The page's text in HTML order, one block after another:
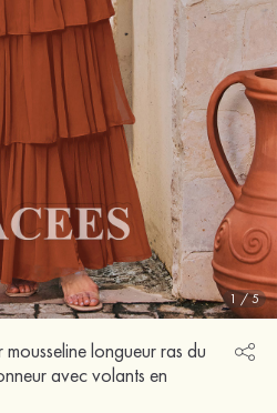
1/5
longueur ras du
avec volants en